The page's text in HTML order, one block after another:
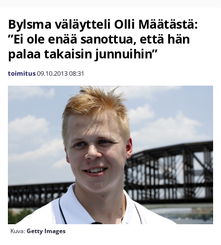
Bylsma väläytteli Olli Määtästä:
”Ei ole enää sanottua, että hän
palaa takaisin junnuihin”
toimitus09.10.201308:31
Kuva:Getty Images